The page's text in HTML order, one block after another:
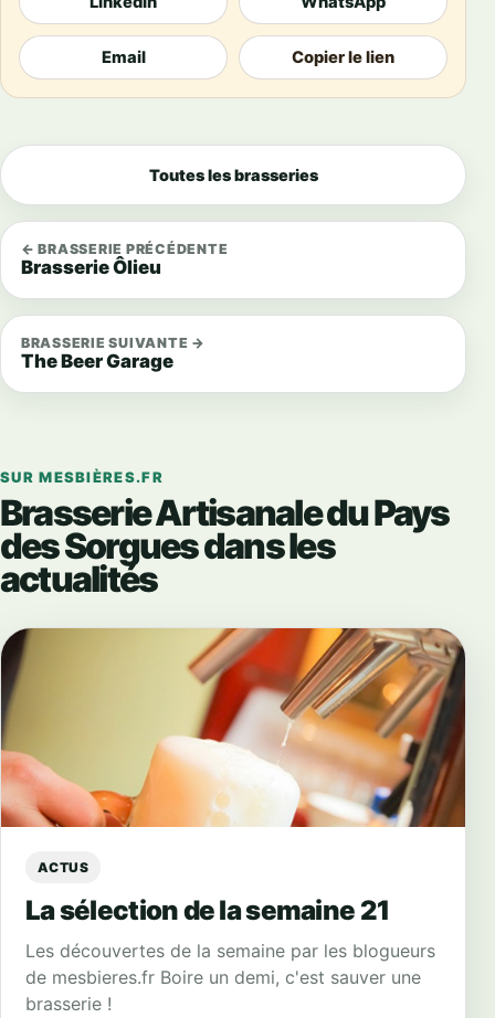
Email Copier le lien
← BRASSERIE PRÉCÉDENTE
Brasserie Ôlieu
Toutes les brasseries
BRASSERIE SUIVANTE →
The Beer Garage
SUR MESBIÈRES.FR
Brasserie Artisanale du Pays
des Sorgues dans les
actualités
ACTUS
La sélection de la semaine 21
Les découvertes de la semaine par les blogueurs
de mesbieres.fr Boire un demi, c'est sauver une
brasserie !